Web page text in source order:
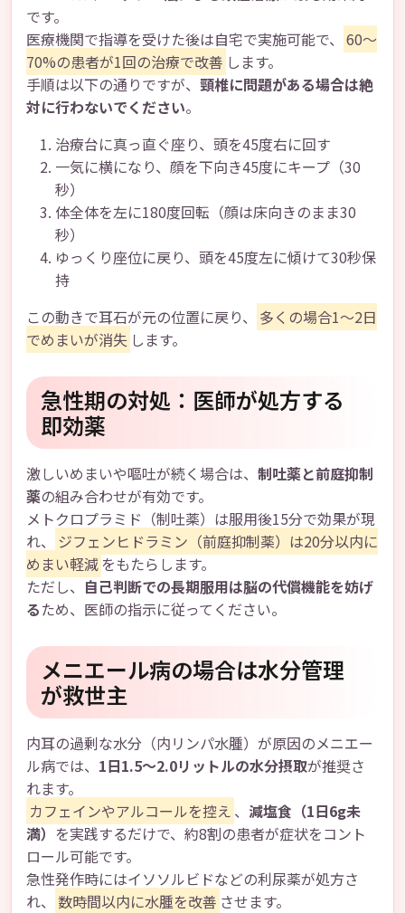
です。
医療機関で指導を受けた後は自宅で実施可能で、 60～
70%の患者が1回の治療で改善 します。
手順は以下の通りですが、 頸椎に問題がある場合は絶
対に行わないでください。
治療台に真っ直ぐ座り、頭を45度右に回す
一気に横になり、顔を下向き45度にキープ（30
秒）
体全体を左に180度回転（顔は床向きのまま30
秒）
ゆっくり座位に戻り、頭を45度左に傾けて30秒保
持
この動きで耳石が元の位置に戻り、
多くの場合1～2日
でめまいが消失 します。
急性期の対処：医師が処方する
即効薬
激しいめまいや嘔吐が続く場合は、 制吐薬と前庭抑制
薬の組み合わせが有効です。
メトクロプラミド（制吐薬）は服用後15分で効果が現
れ、
ジフェンヒドラミン（前庭抑制薬）は20分以内に
めまい軽減 をもたらします。
ただし、 自己判断での長期服用は脳の代償機能を妨げ
るため、医師の指示に従ってください。
メニエール病の場合は水分管理
が救世主
内耳の過剰な水分（内リンパ水腫）が原因のメニエー
ル病では、 1日1.5～2.0リットルの水分摂取が推奨さ
れます。
カフェインやアルコールを控え 、 減塩食（1日6g未
満） を実践するだけで、約8割の患者が症状をコント
ロール可能です。
急性発作時にはイソソルビドなどの利尿薬が処方さ
れ、 数時間以内に水腫を改善 させます。